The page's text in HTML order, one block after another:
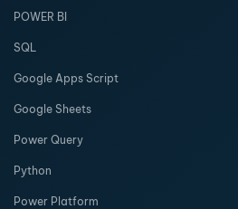
POWER BI
SQL
Google Apps Script
Google Sheets
Power Query
Python
Power Platform